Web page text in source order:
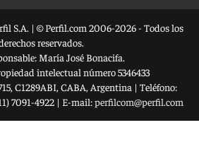
S.A. | © Perfil.com 2006-2026 - Todos los
reservados.
María José Bonacifa.
intelectual número 5346433
, C1289ABI, CABA, Argentina | Teléfono:
7091-4922| E-mail:perfilcom@perfil.com